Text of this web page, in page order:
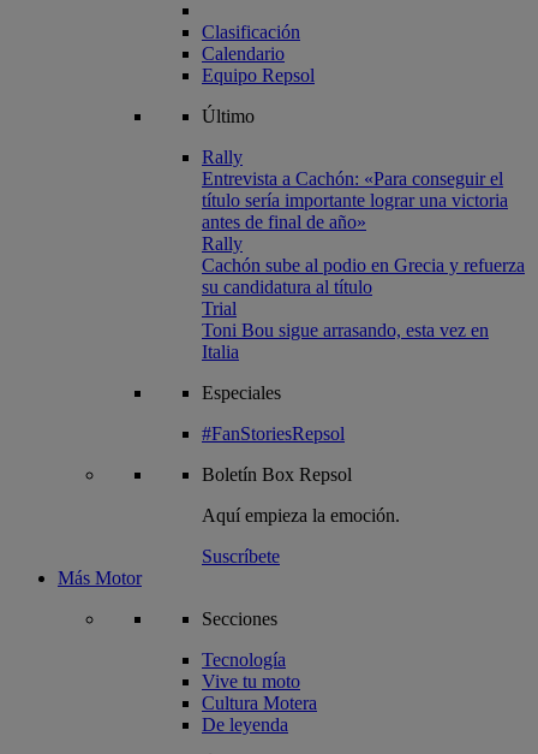
Clasificación
Calendario
Equipo Repsol
Último
Rally
Entrevista a Cachón: «Para conseguir el
título sería importante lograr una victoria
antes de final de año»
Rally
Cachón sube al podio en Grecia y refuerza
su candidatura al título
Trial
Toni Bou sigue arrasando, esta vez en
Italia
Especiales
#FanStoriesRepsol
Boletín Box Repsol
Aquí empieza la emoción.
Suscríbete
Más Motor
Secciones
Tecnología
Vive tu moto
Cultura Motera
De leyenda